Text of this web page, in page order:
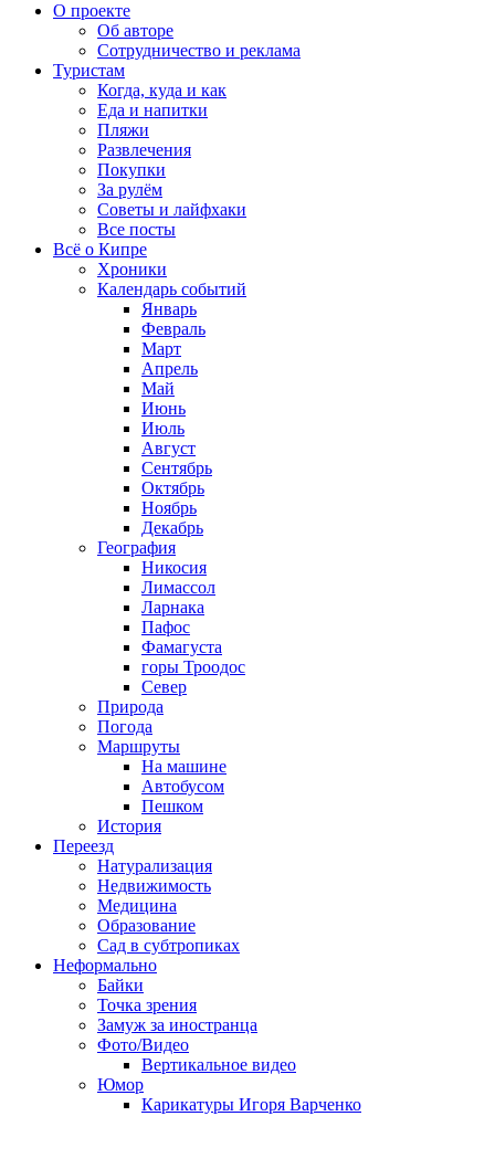
О проекте
Об авторе
Сотрудничество и реклама
Туристам
Когда, куда и как
Еда и напитки
Пляжи
Развлечения
Покупки
За рулём
Советы и лайфхаки
Все посты
Всё о Кипре
Хроники
Календарь событий
Январь
Февраль
Март
Апрель
Май
Июнь
Июль
Август
Сентябрь
Октябрь
Ноябрь
Декабрь
География
Никосия
Лимассол
Ларнака
Пафос
Фамагуста
горы Троодос
Север
Природа
Погода
Маршруты
На машине
Автобусом
Пешком
История
Переезд
Натурализация
Недвижимость
Медицина
Образование
Сад в субтропиках
Неформально
Байки
Точка зрения
Замуж за иностранца
Фото/Видео
Вертикальное видео
Юмор
Карикатуры Игоря Варченко